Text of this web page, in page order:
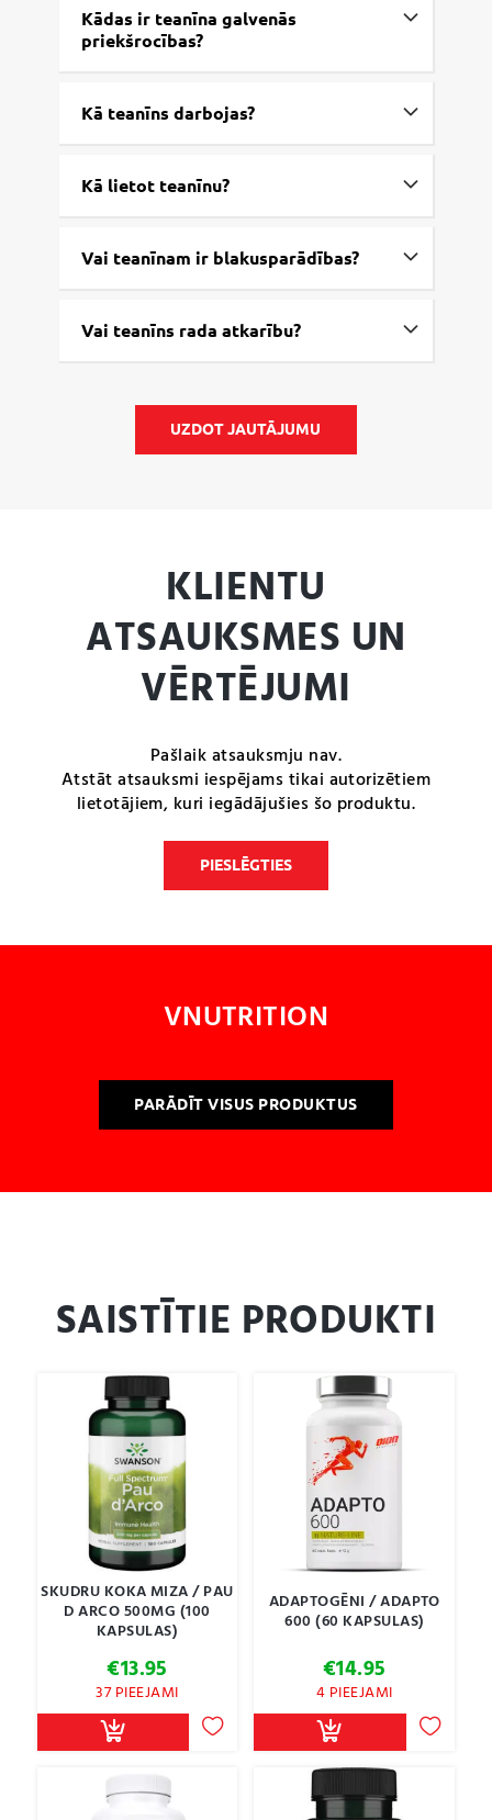
Kādas ir teanīna galvenās
priekšrocības?
Kā teanīns darbojas?
Kā lietot teanīnu?
Vai teanīnam ir blakusparādības?
Vai teanīns rada atkarību?
UZDOT JAUTĀJUMU
KLIENTU
ATSAUKSMES UN
VĒRTĒJUMI
Pašlaik atsauksmju nav.
Atstāt atsauksmi iespējams tikai autorizētiem
lietotājiem, kuri iegādājušies šo produktu.
PIESLĒGTIES
VNUTRITION
PARĀDĪT VISUS PRODUKTUS
SAISTĪTIE PRODUKTI
SKUDRU KOKA MIZA / PAU
D ARCO 500MG (100
KAPSULAS)
€13.95
37 PIEEJAMI
ADAPTOGĒNI / ADAPTO
600 (60 KAPSULAS)
€14.95
4 PIEEJAMI